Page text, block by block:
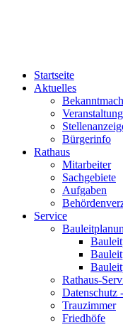
Startseite
Aktuelles
Bürgerinfo
Rathaus
Mitarbeiter
Sachgebiete
Aufgaben
Service
Rathaus-
Datenschutz
Trauzimmer
Friedhöfe